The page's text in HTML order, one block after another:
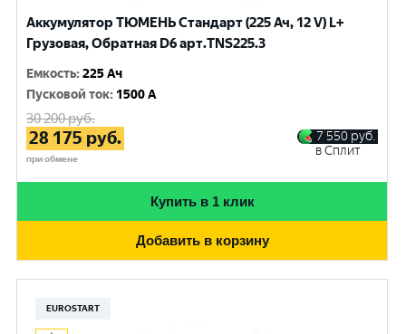
Аккумулятор ТЮМЕНЬ Стандарт (225 Ач, 12 V) L+
Грузовая, Обратная D6 арт.TNS225.3
Емкость:225 Ач
Пусковой ток: 1500 A
30 200руб.
28 175 руб.
при обмене
7 550 руб.
в Сплит
Купить в 1 клик
Добавить в корзину
EUROSTART